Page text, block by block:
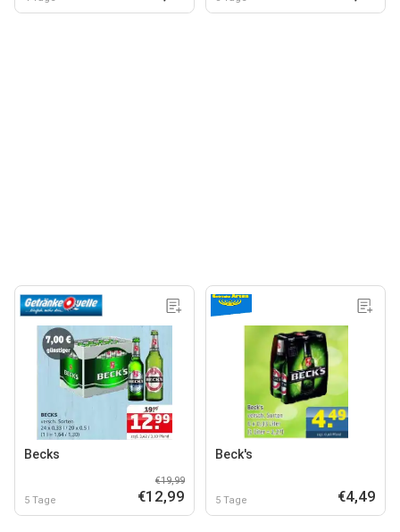
Becks
5 Tage
€19,99
€12,99
Beck's
5 Tage €4,49